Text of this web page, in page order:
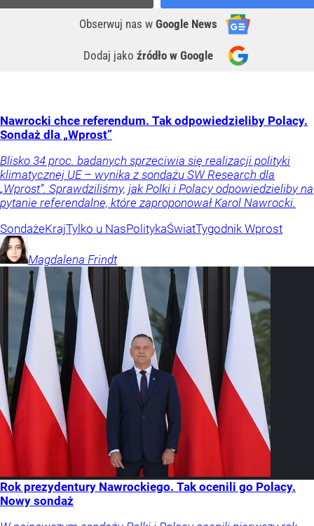
Obserwuj nas w Google News
Dodaj jako źródło w Google
Nawrocki chce referendum. Tak odpowiedzieliby Polacy.
Sondaż dla „Wprost”
Blisko 34 proc. badanych sprzeciwia się realizacji polityki
klimatycznej UE – wynika z sondażu SW Research dla
„Wprost”. Sprawdziliśmy, jak Polki i Polacy odpowiedzieliby na
pytanie referendalne, które zaproponował Karol Nawrocki.
SondażeKrajTylko u NasPolitykaŚwiatTygodnik Wprost
Magdalena Frindt
Rok prezydentury Nawrockiego. Tak ocenili go Polacy.
Nowy sondaż